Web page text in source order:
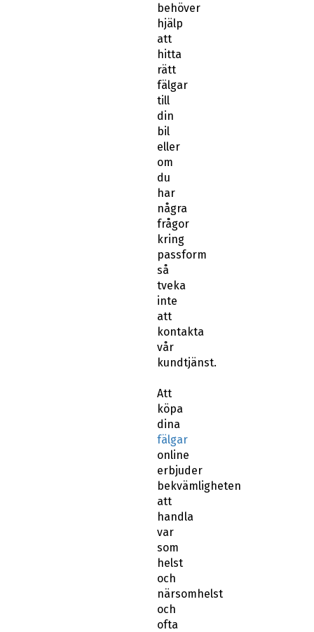
behöver
hjälp
att
hitta
rätt
fälgar
till
din
bil
eller
om
du
har
några
frågor
kring
passform
så
tveka
inte
att
kontakta
vår
kundtjänst.
Att
köpa
dina
fälgar
online
erbjuder
bekvämligheten
att
handla
var
som
helst
och
närsomhelst
och
ofta